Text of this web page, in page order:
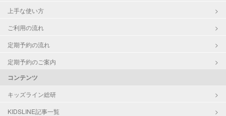
上手な使い方
ご利用の流れ
定期予約の流れ
定期予約のご案内
コンテンツ
キッズライン総研
KIDSLINE記事一覧